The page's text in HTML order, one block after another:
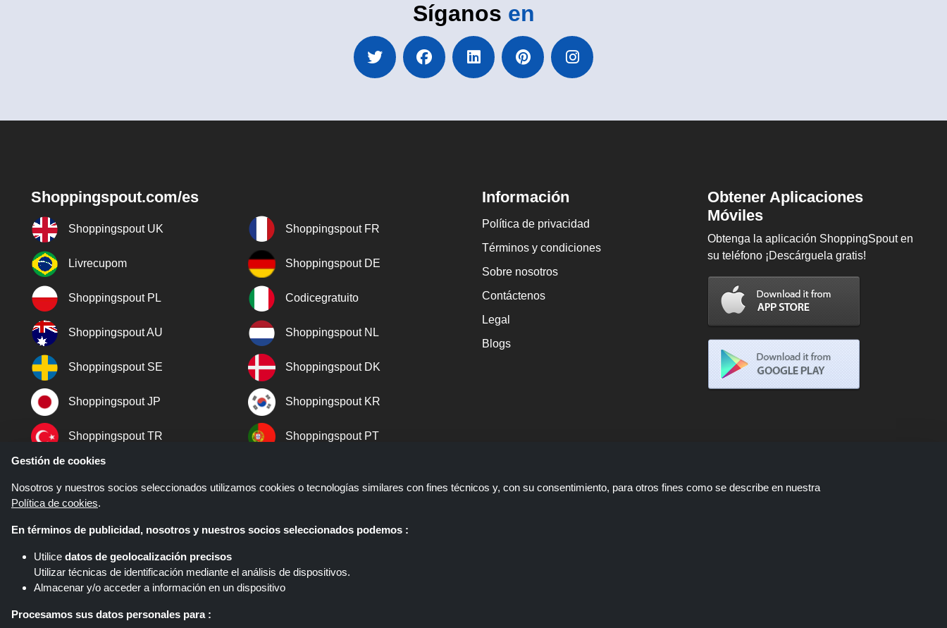
Síganos en
Shoppingspout.com/es
Shoppingspout UK Shoppingspout FR
Livrecupom Shoppingspout DE
Shoppingspout PL Codicegratuito
Shoppingspout AU Shoppingspout NL
Shoppingspout SE Shoppingspout DK
Shoppingspout JP Shoppingspout KR
Shoppingspout TR Shoppingspout PT
Información
Política de privacidad
Términos y condiciones
Sobre nosotros
Contáctenos
Legal
Blogs
Obtener Aplicaciones
Móviles
Obtenga la aplicación ShoppingSpout en
su teléfono ¡Descárguela gratis!
Shoppingspout.com/es es un sitio web que presenta ofertas, descuentos y cupones; Estas ofertas u ofertas están disponibles a través de
diferentes redes de afiliados. Shoppingspout.com/es o su personal no participan cuando usted realiza una compra a través de estos enlaces,
Gestión de cookies
Nosotros y nuestros socios seleccionados utilizamos cookies o tecnologías similares con fines técnicos y, con su consentimiento, para otros fines como se describe en nuestra
Política de cookies.
En términos de publicidad, nosotros y nuestros socios seleccionados podemos :
Utilice datos de geolocalización precisos
Utilizar técnicas de identificación mediante el análisis de dispositivos.
Almacenar y/o acceder a información en un dispositivo
Procesamos sus datos personales para :